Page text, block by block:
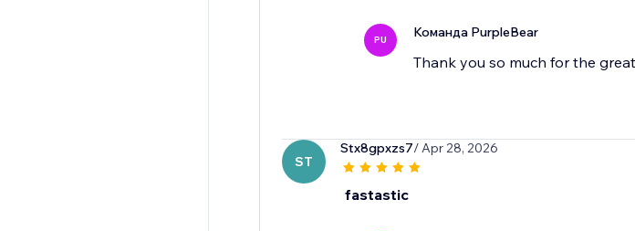
PU Команда PurpleBear
Thank you so much for the
ST
Stx8gpxzs7/ Apr 28, 2026
fastastic